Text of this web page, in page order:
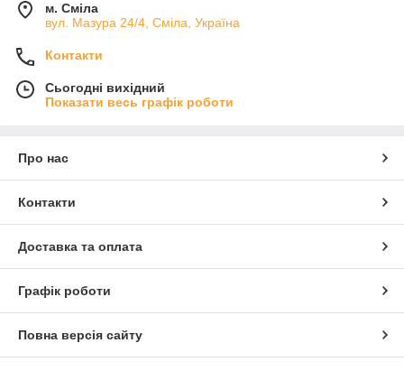
м. Сміла
вул. Мазура 24/4, Сміла, Україна
Контакти
Сьогодні вихідний
Показати весь графік роботи
Про нас
Контакти
Доставка та оплата
Графік роботи
Повна версія сайту